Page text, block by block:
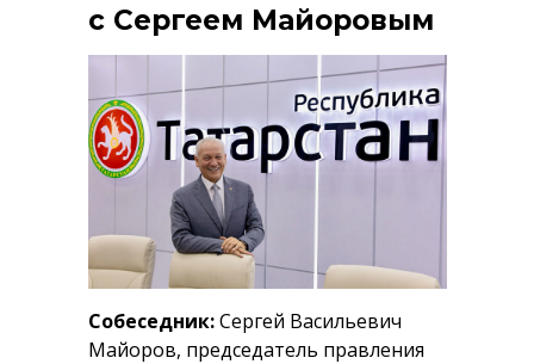
с Сергеем Майоровым
Собеседник:Сергей Васильевич
Майоров, председатель правления